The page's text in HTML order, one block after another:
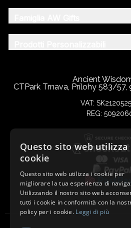
Ancient
CTPark Trnava, Prílohy 583/57,
VAT:
REG:
Questo sito web utilizza
cookie
Questo sito web utilizza i cookie per
migliorare la tua esperienza di
Utilizzando il nostro sito web
tutti i cookie in conformità con la
policy per i cookie. Leggi di più